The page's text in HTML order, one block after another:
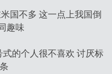
国不多 这一点上我国倒
趣味
式的个人很不喜欢 讨厌标